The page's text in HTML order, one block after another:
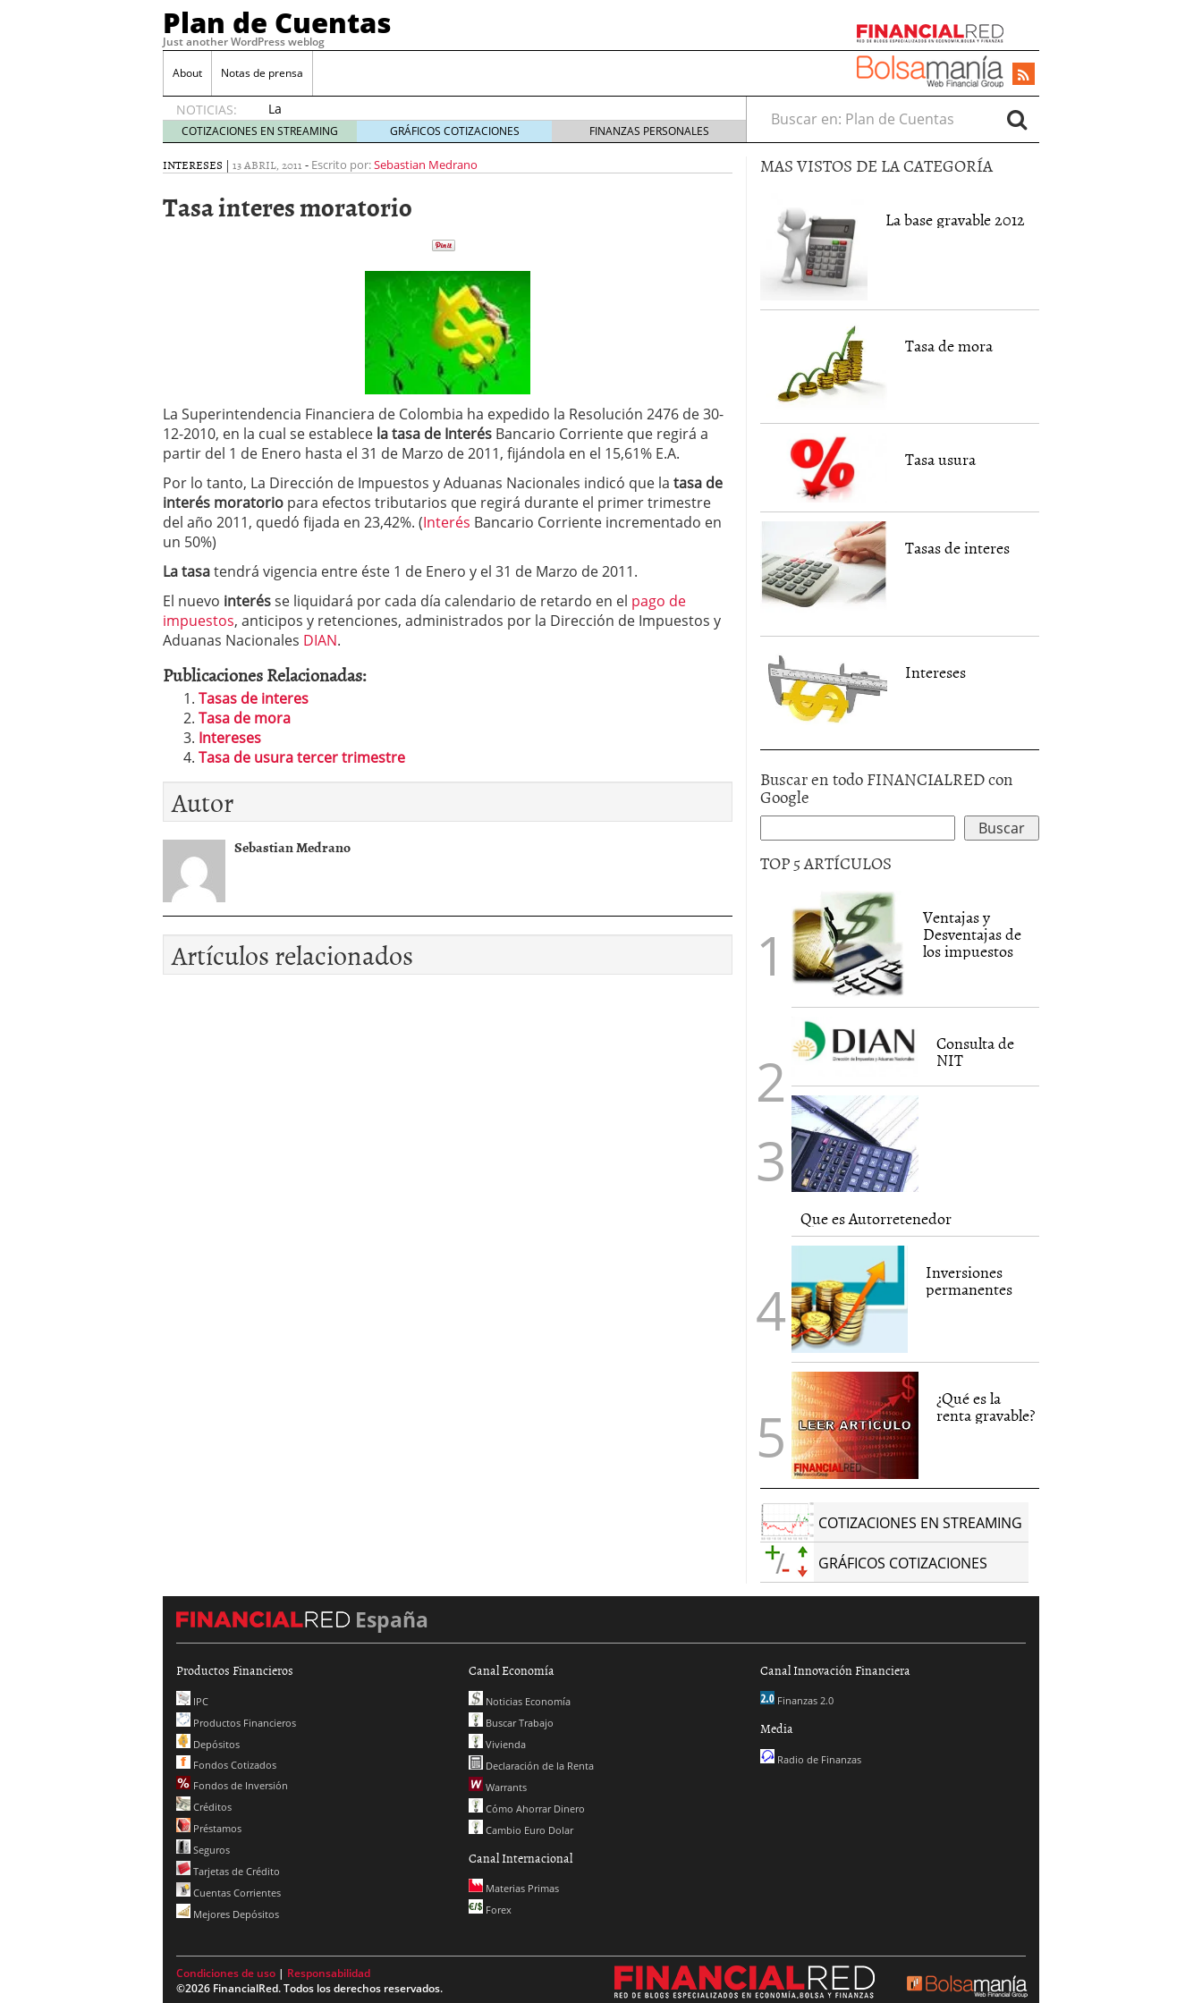
Plan de Cuentas
Just another WordPress weblog
About Notas de prensa
NOTICIAS:
La
elección
del
mejor
septiembre
Ventajas de las Tarjetas de Crédito en Colombia
junio 17, 2013
¿Qué es el análisis financiero? junio 11, 2013
¿Quién debe firmar un acta de asamblea?
COTIZACIONES EN STREAMING GRÁFICOS COTIZACIONES FINANZAS PERSONALES
Buscar en:
INTERESES | 13 ABRIL, 2011 - Escrito por:Sebastian Medrano
Tasa interes moratorio
La Superintendencia Financiera de Colombia ha expedido la Resolución 2476 de 30-
12-2010, en la cual se establece la tasa de Interés Bancario Corriente que regirá a
partir del 1 de Enero hasta el 31 de Marzo de 2011, fijándola en el 15,61% E.A.
Por lo tanto, La Dirección de Impuestos y Aduanas Nacionales indicó que la tasa de
interés moratorio para efectos tributarios que regirá durante el primer trimestre
del año 2011, quedó fijada en 23,42%. (Interés Bancario Corriente incrementado en
un 50%)
La tasatendrá vigencia entre éste 1 de Enero y el 31 de Marzo de 2011.
El nuevo interésse liquidará por cada día calendario de retardo en el pago de
impuestos, anticipos y retenciones, administrados por la Dirección de Impuestos y
Aduanas Nacionales DIAN.
Publicaciones Relacionadas:
Tasas de interes
Tasa de mora
Intereses
Tasa de usura tercer trimestre
Autor
Sebastian Medrano
Artículos relacionados
MAS VISTOS DE LA CATEGORÍA
La base gravable 2012
Tasa de mora
Tasa usura
Tasas de interes
Intereses
Buscar en todo FINANCIALRED con
Google
TOP 5 ARTÍCULOS
Ventajas y
Desventajas de
los impuestos
Consulta de
NIT
Que es Autorretenedor
Inversiones
permanentes
¿Qué es la
renta gravable?
COTIZACIONES EN STREAMING
GRÁFICOS COTIZACIONES
España
Productos Financieros
IPC
Productos Financieros
Depósitos
Fondos Cotizados
Fondos de Inversión
Créditos
Préstamos
Seguros
Tarjetas de Crédito
Cuentas Corrientes
Mejores Depósitos
Canal Economía
Noticias Economía
Buscar Trabajo
Vivienda
Declaración de la Renta
Warrants
Cómo Ahorrar Dinero
Cambio Euro Dolar
Canal Internacional
Materias Primas
Forex
Canal Innovación Financiera
Finanzas 2.0
Media
Radio de Finanzas
Condiciones de uso | Responsabilidad
©2026 FinancialRed. Todos los derechos reservados.